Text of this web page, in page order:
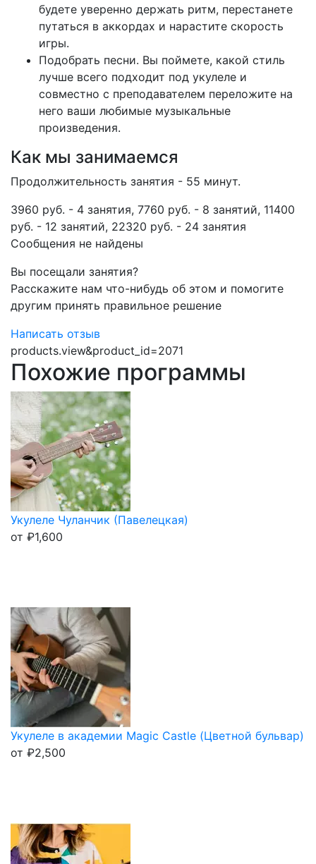
будете уверенно держать ритм, перестанете
путаться в аккордах и нарастите скорость
игры.
Подобрать песни. Вы поймете, какой стиль
лучше всего подходит под укулеле и
совместно с преподавателем переложите на
него ваши любимые музыкальные
произведения.
Как мы занимаемся
Продолжительность занятия - 55 минут.
3960 руб. - 4 занятия, 7760 руб. - 8 занятий, 11400
руб. - 12 занятий, 22320 руб. - 24 занятия
Сообщения не найдены
Вы посещали занятия?
Расскажите нам что-нибудь об этом и помогите
другим принять правильное решение
Написать отзыв
products.view&product_id=2071
Похожие программы
Укулеле Чуланчик (Павелецкая)
от ₽1,600
Укулеле в академии Magic Castle (Цветной бульвар)
от ₽2,500